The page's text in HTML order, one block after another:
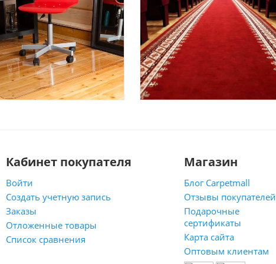
Кабинет покупателя
Войти
Создать учетную запись
Заказы
Отложенные товары
Список сравнения
Магазин
Блог Carpetmall
Отзывы покупателей
Подарочные
сертификаты
Карта сайта
Оптовым клиентам